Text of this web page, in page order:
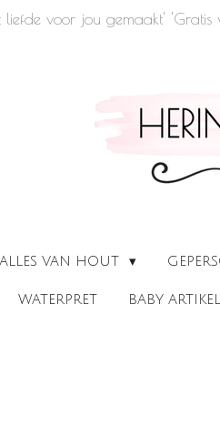
liefde voor jou gemaakt'
ALLES VAN HOUT
WATERPRET BABY